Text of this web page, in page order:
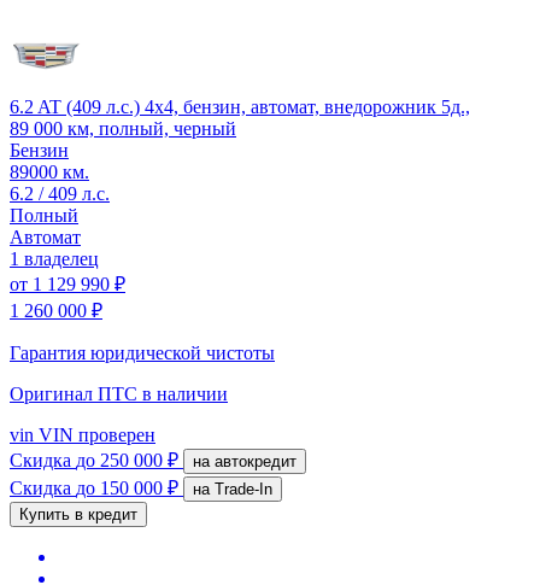
6.2 AT (409 л.с.) 4x4, бензин, автомат, внедорожник 5д.,
89 000 км, полный, черный
Бензин
89000 км.
6.2 / 409 л.с.
Полный
Автомат
1 владелец
от 1 129 990 ₽
1 260 000 ₽
Гарантия юридической чистоты
Оригинал ПТС в наличии
vin VIN проверен
Скидка до 250 000 ₽ на автокредит
Скидка до 150 000 ₽
на Trade-In
Купить в кредит